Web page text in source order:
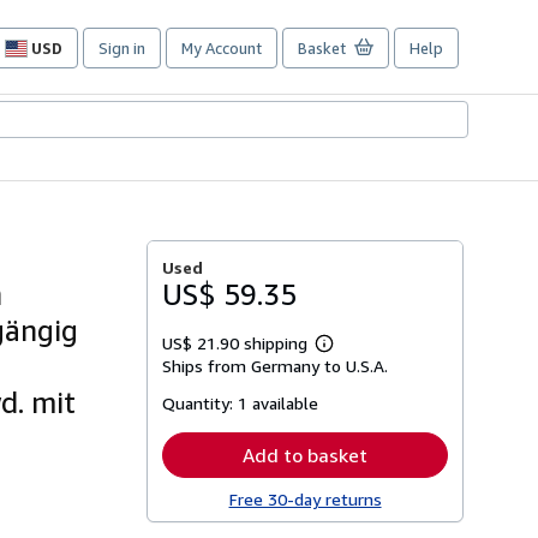
USD
Site
preferences
Sign in My Account Basket Help
mit
Used
US$ 59.35
US$ 21.90 shipping
Learn
more
Ships from Germany to U.S.A.
Quantity: 1 available
Add to basket
Free 30-day returns